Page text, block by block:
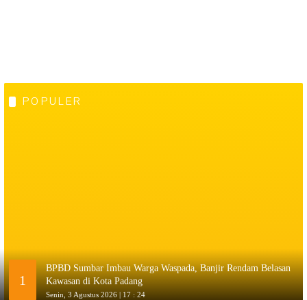
POPULER
1
BPBD Sumbar Imbau Warga Waspada, Banjir Rendam Belasan
Kawasan di Kota Padang
Senin, 3 Agustus 2026 | 17 : 24